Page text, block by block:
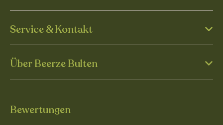
Service & Kontakt
Über Beerze Bulten
Bewertungen